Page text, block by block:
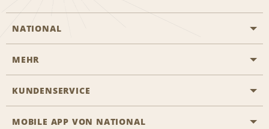
NATIONAL
Eine Reservierung vornehmen
Das Business Rental Programm
MEHR
Karriere
KUNDENSERVICE
Barrierefreiheit
MOBILE APP VON NATIONAL